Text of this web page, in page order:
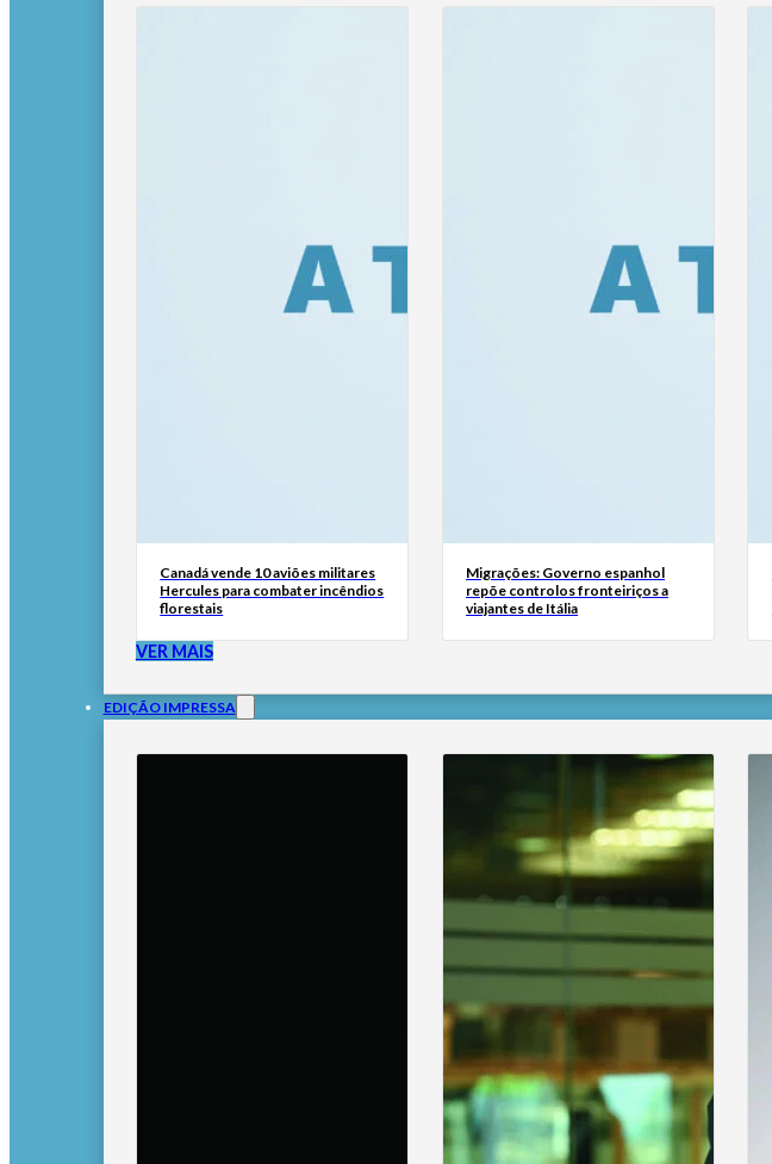
Canadá vende 10 aviões militares
Hercules para combater incêndios
florestais
Migrações: Governo espanhol
repõe controlos fronteiriços a
viajantes de Itália
VER MAIS
EDIÇÃO IMPRESSA